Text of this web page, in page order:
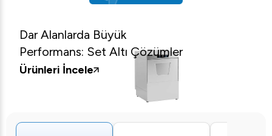
Dar Alanlarda Büyük
Performans: Set Altı Çözümler
Ürünleri İncele